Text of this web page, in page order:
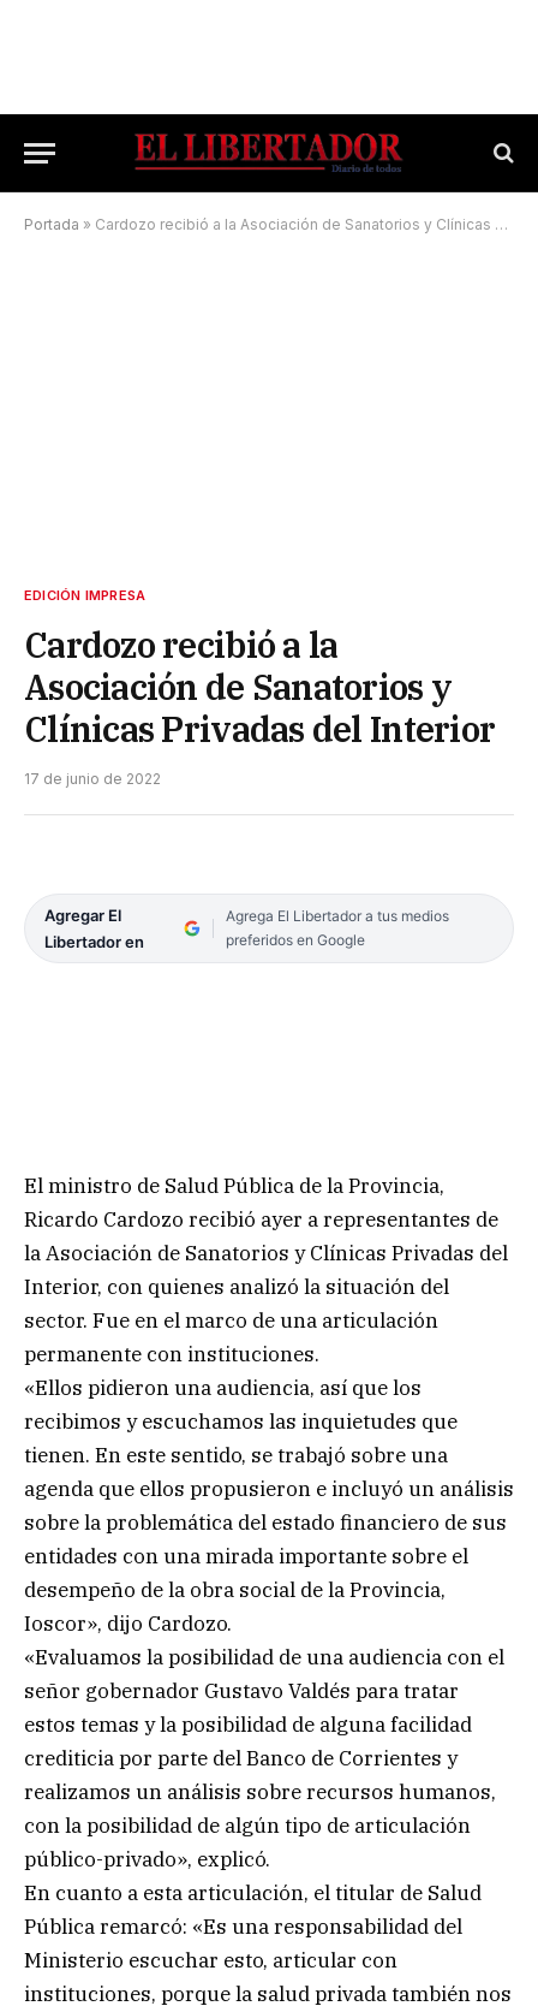
Portada » Cardozo recibió a la Asociación de Sanatorios y Clínicas Privadas del Interior
EDICIÓN IMPRESA
Cardozo recibió a la
Asociación de Sanatorios y
Clínicas Privadas del Interior
17 de junio de 2022
Agregar El
Libertador en
Agrega El Libertador a tus medios
preferidos en Google
El ministro de Salud Pública de la Provincia,
Ricardo Cardozo recibió ayer a representantes de
la Asociación de Sanatorios y Clínicas Privadas del
Interior, con quienes analizó la situación del
sector. Fue en el marco de una articulación
permanente con instituciones.
«Ellos pidieron una audiencia, así que los
recibimos y escuchamos las inquietudes que
tienen. En este sentido, se trabajó sobre una
agenda que ellos propusieron e incluyó un análisis
sobre la problemática del estado financiero de sus
entidades con una mirada importante sobre el
desempeño de la obra social de la Provincia,
Ioscor», dijo Cardozo.
«Evaluamos la posibilidad de una audiencia con el
señor gobernador Gustavo Valdés para tratar
estos temas y la posibilidad de alguna facilidad
crediticia por parte del Banco de Corrientes y
realizamos un análisis sobre recursos humanos,
con la posibilidad de algún tipo de articulación
público-privado», explicó.
En cuanto a esta articulación, el titular de Salud
Pública remarcó: «Es una responsabilidad del
Ministerio escuchar esto, articular con
instituciones, porque la salud privada también nos